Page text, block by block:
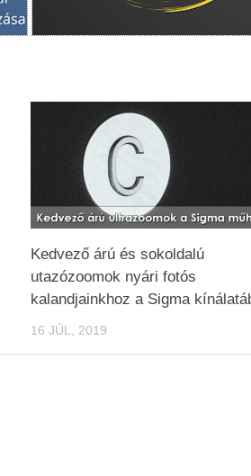
Kedvező árú és sokoldalú
utazózoomok nyári fotós
kalandjainkhoz a Sigma
16 JÚL, 2019